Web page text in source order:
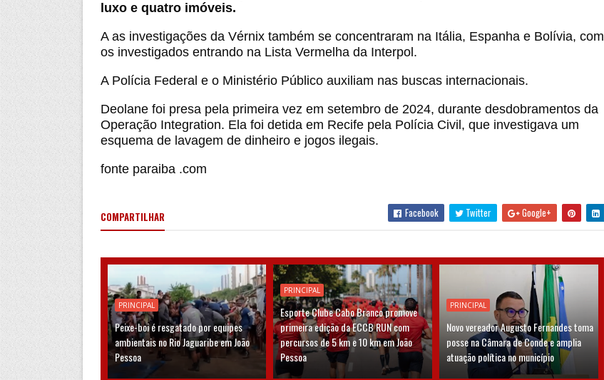
luxo e quatro imóveis.
A as investigações da Vérnix também se concentraram na Itália, Espanha e Bolívia, com
os investigados entrando na Lista Vermelha da Interpol.
A Polícia Federal e o Ministério Público auxiliam nas buscas internacionais.
Deolane foi presa pela primeira vez em setembro de 2024, durante desdobramentos da
Operação Integration. Ela foi detida em Recife pela Polícia Civil, que investigava um
esquema de lavagem de dinheiro e jogos ilegais.
fonte paraiba .com
COMPARTILHAR Facebook Twitter Google+
PRINCIPAL
Peixe-boi é resgatado por equipes
ambientais no Rio Jaguaribe em João
Pessoa
PRINCIPAL
Esporte Clube Cabo Branco promove
primeira edição da ECCB RUN com
percursos de 5 km e 10 km em João
Pessoa
PRINCIPAL
Novo vereador Augusto Fernandes toma
posse na Câmara de Conde e amplia
atuação política no município